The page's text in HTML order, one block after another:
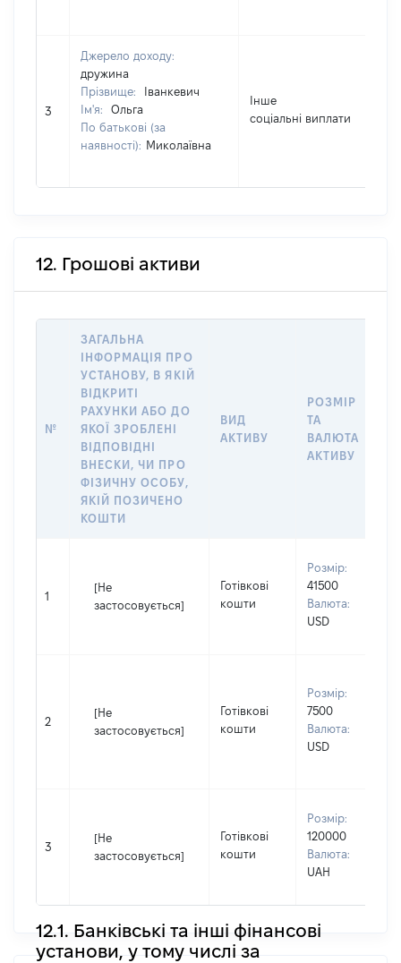
3
Джерело доходу:
дружина
Прізвище:
Іванкевич
Ім'я:
Ольга
По батькові (за
наявності): Миколаївна
Інше
соціальні виплати
12. Грошові активи
№
ЗАГАЛЬНА
ІНФОРМАЦІЯ ПРО
УСТАНОВУ, В ЯКІЙ
ВІДКРИТІ
РАХУНКИ АБО ДО
ЯКОЇ ЗРОБЛЕНІ
ВІДПОВІДНІ
ВНЕСКИ, ЧИ ПРО
ФІЗИЧНУ ОСОБУ,
ЯКІЙ ПОЗИЧЕНО
КОШТИ
ВИД
АКТИВУ
РОЗМІР
ТА
ВАЛЮТА
АКТИВУ
1
[Не
застосовується]
Готівкові
кошти
Розмір:
41500
Валюта:
USD
2
[Не
застосовується]
Готівкові
кошти
Розмір:
7500
Валюта:
USD
3
[Не
застосовується]
Готівкові
кошти
Розмір:
120000
Валюта:
UAH
12.1. Банківські та інші фінансові
установи, у тому числі за